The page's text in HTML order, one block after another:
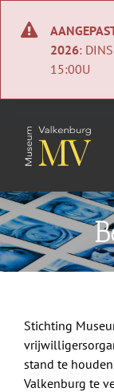
naar
2026:
15:00U
Home
Nieuws
Collectie
Shop
Stichting
stand te
Valkenburg te